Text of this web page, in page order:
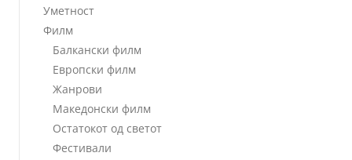
Уметност
Филм
Балкански филм
Европски филм
Жанрови
Македонски филм
Остатокот од светот
Фестивали